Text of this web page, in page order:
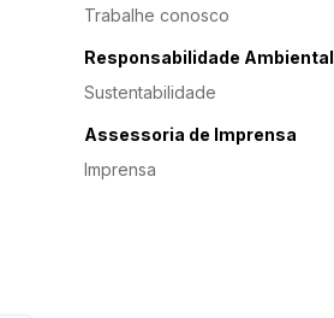
Trabalhe conosco
Responsabilidade Ambiental
Sustentabilidade
Assessoria de Imprensa
Imprensa